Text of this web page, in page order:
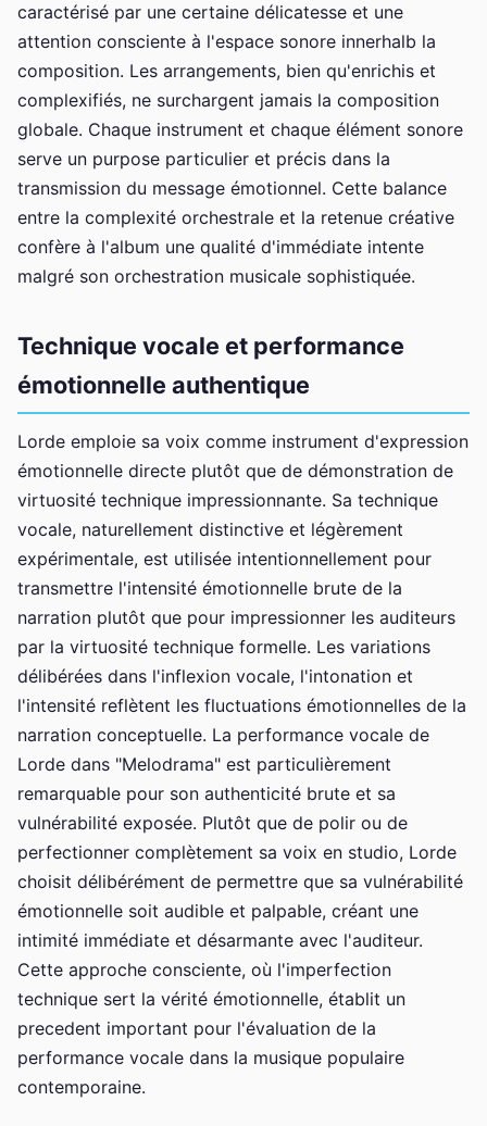
caractérisé par une certaine délicatesse et une
attention consciente à l'espace sonore innerhalb la
composition. Les arrangements, bien qu'enrichis et
complexifiés, ne surchargent jamais la composition
globale. Chaque instrument et chaque élément sonore
serve un purpose particulier et précis dans la
transmission du message émotionnel. Cette balance
entre la complexité orchestrale et la retenue créative
confère à l'album une qualité d'immédiate intente
malgré son orchestration musicale sophistiquée.
Technique vocale et performance
émotionnelle authentique
Lorde emploie sa voix comme instrument d'expression
émotionnelle directe plutôt que de démonstration de
virtuosité technique impressionnante. Sa technique
vocale, naturellement distinctive et légèrement
expérimentale, est utilisée intentionnellement pour
transmettre l'intensité émotionnelle brute de la
narration plutôt que pour impressionner les auditeurs
par la virtuosité technique formelle. Les variations
délibérées dans l'inflexion vocale, l'intonation et
l'intensité reflètent les fluctuations émotionnelles de la
narration conceptuelle. La performance vocale de
Lorde dans "Melodrama" est particulièrement
remarquable pour son authenticité brute et sa
vulnérabilité exposée. Plutôt que de polir ou de
perfectionner complètement sa voix en studio, Lorde
choisit délibérément de permettre que sa vulnérabilité
émotionnelle soit audible et palpable, créant une
intimité immédiate et désarmante avec l'auditeur.
Cette approche consciente, où l'imperfection
technique sert la vérité émotionnelle, établit un
precedent important pour l'évaluation de la
performance vocale dans la musique populaire
contemporaine.